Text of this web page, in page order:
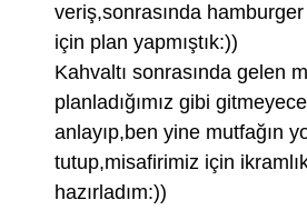
veriş,sonrasında
için plan yapmıştık:))
Kahvaltı sonrasında gelen
planladığımız gibi
anlayıp,ben yine mutfağın
tutup,misafirimiz için
hazırladım:))